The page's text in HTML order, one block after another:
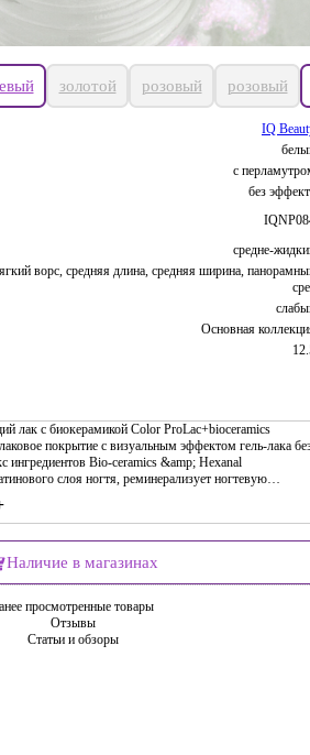
золотой розовый розовый
IQ
с
без
средне-
ворс, средняя длина, средняя ширина,
Основная
лак с биокерамикой Сolor ProLac+bioceramics
покрытие с визуальным эффектом гель-лака
ингредиентов Bio-ceramics &amp; Hexanal
слоя ногтя, реминерализует ногтевую…
Наличие в магазинах
просмотренные товары
Отзывы
Статьи и обзоры